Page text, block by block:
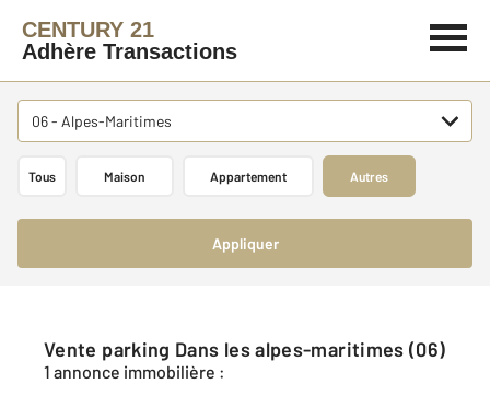
CENTURY 21
Adhère Transactions
06 - Alpes-Maritimes
Tous Maison Appartement Autres
Appliquer
Vente parking Dans les alpes-maritimes (06)
1 annonce immobilière :